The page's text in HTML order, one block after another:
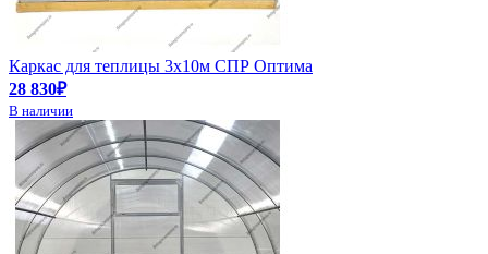
Каркас для теплицы 3х10м СПР Оптима
28 830₽
В наличии